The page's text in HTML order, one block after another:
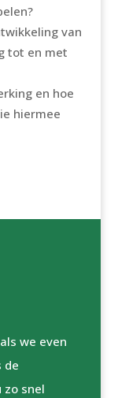
van
tot en met
en hoe
hiermee
we even
de
zo snel